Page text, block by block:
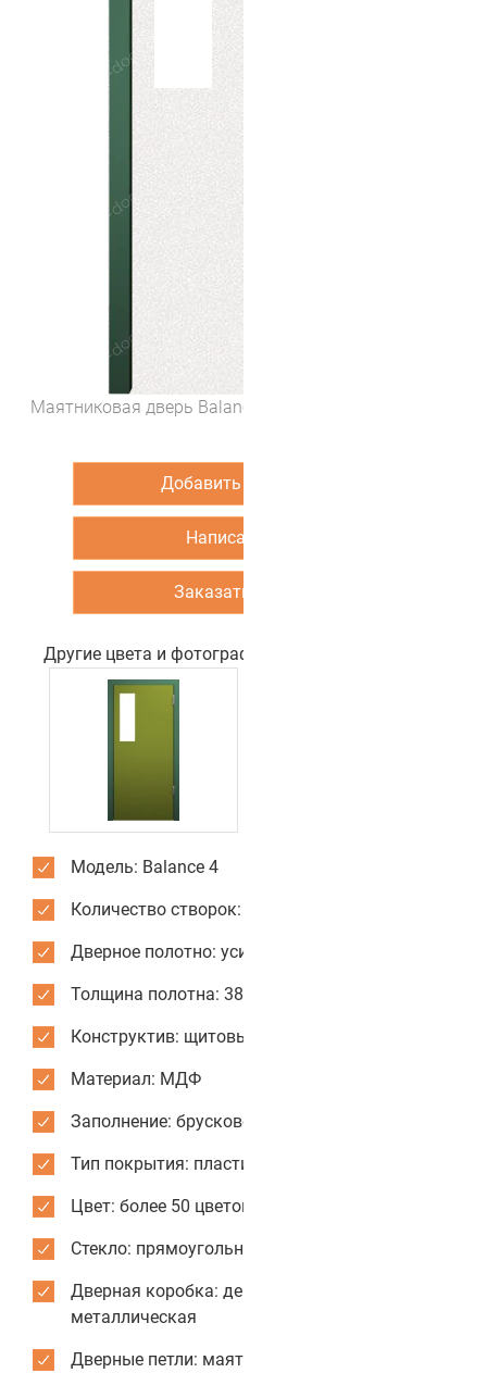
Маятниковая дверь Balance 4 (цвет Алмазно белый)
Добавить в корзину
Написать нам
Заказать звонок
Другие цвета и фотографии двери
Модель: Balance 4
Количество створок: одностворчатые
Дверное полотно: усиленное
Толщина полотна: 38 мм
Конструктив: щитовые двери
Материал: МДФ
Заполнение: брусковое
Тип покрытия: пластик CPL
Цвет: более 50 цветов и текстур для отделки
Стекло: прямоугольное
Дверная коробка: деревянная или
металлическая
Дверные петли: маятниковые усиленные